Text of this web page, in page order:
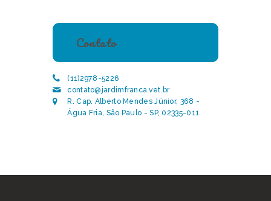
Contato
(11)2978-5226
contato@jardimfranca.vet.br
R. Cap. Alberto Mendes Júnior, 368 -
Água Fria, São Paulo - SP, 02335-011.